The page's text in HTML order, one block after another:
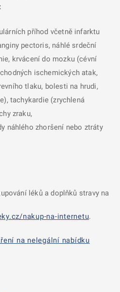
příhod včetně infarktu
pectoris, náhlé srdeční
krvácení do mozku (cévní
ischemických atak,
tlaku, bolesti na hrudi,
tachykardie (zrychlená
zraku,
náhlého zhoršení nebo ztráty
léků a doplňků stravy na
nakup-na-internetu.
na nelegální nabídku